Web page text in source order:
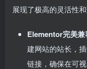
展现了极高的灵活性和
Elementor完美兼
建网站的站长，
链接，确保在可